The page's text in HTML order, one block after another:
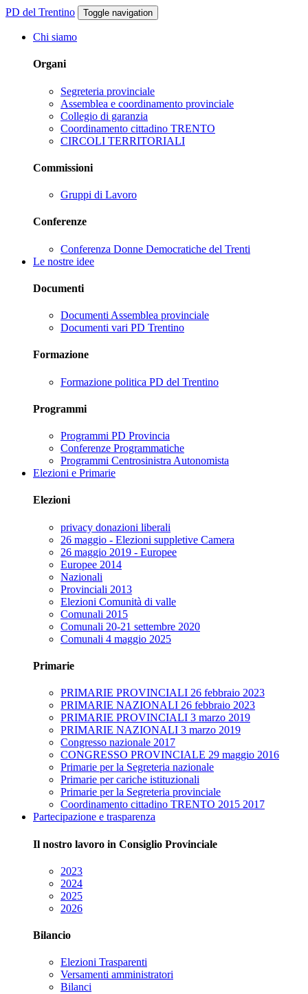
PD del Trentino Toggle navigation
Chi siamo
Organi
Segreteria provinciale
Assemblea e coordinamento provinciale
Collegio di garanzia
Coordinamento cittadino TRENTO
CIRCOLI TERRITORIALI
Commissioni
Gruppi di Lavoro
Conferenze
Conferenza Donne Democratiche del Trenti
Le nostre idee
Documenti
Documenti Assemblea provinciale
Documenti vari PD Trentino
Formazione
Formazione politica PD del Trentino
Programmi
Programmi PD Provincia
Conferenze Programmatiche
Programmi Centrosinistra Autonomista
Elezioni e Primarie
Elezioni
privacy donazioni liberali
26 maggio - Elezioni suppletive Camera
26 maggio 2019 - Europee
Europee 2014
Nazionali
Provinciali 2013
Elezioni Comunità di valle
Comunali 2015
Comunali 20-21 settembre 2020
Comunali 4 maggio 2025
Primarie
PRIMARIE PROVINCIALI 26 febbraio 2023
PRIMARIE NAZIONALI 26 febbraio 2023
PRIMARIE PROVINCIALI 3 marzo 2019
PRIMARIE NAZIONALI 3 marzo 2019
Congresso nazionale 2017
CONGRESSO PROVINCIALE 29 maggio 2016
Primarie per la Segreteria nazionale
Primarie per cariche istituzionali
Primarie per la Segreteria provinciale
Coordinamento cittadino TRENTO 2015 2017
Partecipazione e trasparenza
Il nostro lavoro in Consiglio Provinciale
2023
2024
2025
2026
Bilancio
Elezioni Trasparenti
Versamenti amministratori
Bilanci